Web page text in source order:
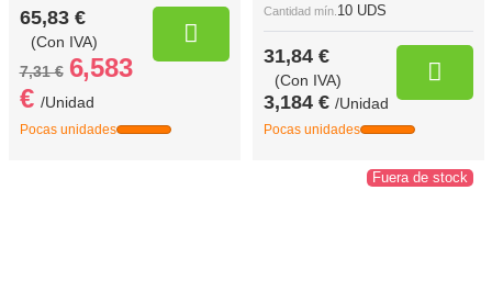
65,83 €
(Con IVA)
7,31 € 6,583
€/Unidad
Pocas unidades
Cantidad mín. 10 UDS
31,84 €
(Con IVA)
3,184 € /Unidad
Pocas unidades
Fuera de stock